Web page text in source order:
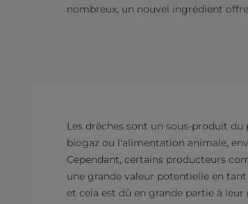
nombreux, un nouvel ingrédient
Les drêches sont un sous-produit du
biogaz ou l'alimentation animale,
Cependant, certains producteurs
une grande valeur potentielle en
et cela est dû en grande partie à